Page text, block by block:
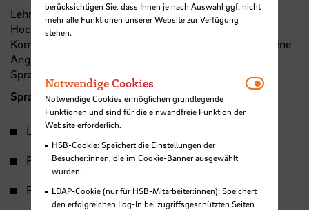
Lehrende können über das Sprachenzentrum der
Hochschulen im Lande Bremen (SZHB) ihre Englisch-
Kompetenzen weiter entwickeln. Es stehen verschiedene
Angebote wie Workshops, regelmäßige Kurse und
Sprachcoaching zur Verfügung.
Sprachcoaching Englisch für
Lehren auf Englisch
Präsentationen/Vorträge/Diskussionen
Professionelle Kommunikation
berücksichtigen Sie, dass Ihnen je nach Auswahl ggf. nicht
mehr alle Funktionen unserer Website zur Verfügung
stehen.
Notwendige Cookies
Notwendige Cookies ermöglichen grundlegende
Funktionen und sind für die einwandfreie Funktion der
Website erforderlich.
HSB-Cookie: Speichert die Einstellungen der
Besucher:innen, die im Cookie-Banner ausgewählt
wurden.
LDAP-Cookie (nur für HSB-Mitarbeiter:innen): Speichert
den erfolgreichen Log-In bei zugriffsgeschützten Seiten